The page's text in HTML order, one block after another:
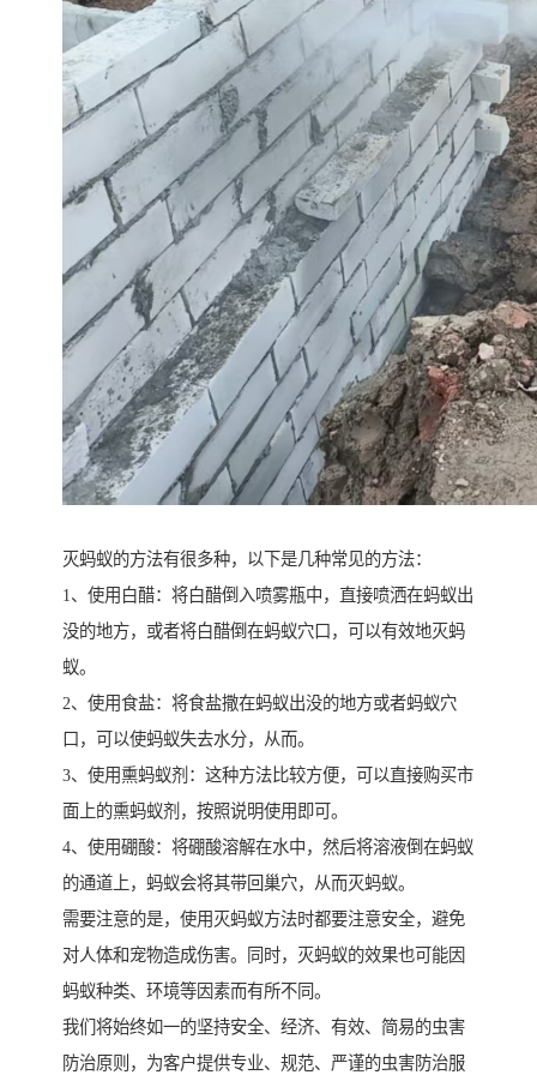
灭蚂蚁的方法有很多种，以下是几种常见的方法：
1、使用白醋：将白醋倒入喷雾瓶中，直接喷洒在蚂蚁出
没的地方，或者将白醋倒在蚂蚁穴口，可以有效地灭蚂
蚁。
2、使用食盐：将食盐撒在蚂蚁出没的地方或者蚂蚁穴
口，可以使蚂蚁失去水分，从而。
3、使用熏蚂蚁剂：这种方法比较方便，可以直接购买市
面上的熏蚂蚁剂，按照说明使用即可。
4、使用硼酸：将硼酸溶解在水中，然后将溶液倒在蚂蚁
的通道上，蚂蚁会将其带回巢穴，从而灭蚂蚁。
需要注意的是，使用灭蚂蚁方法时都要注意安全，避免
对人体和宠物造成伤害。同时，灭蚂蚁的效果也可能因
蚂蚁种类、环境等因素而有所不同。
我们将始终如一的坚持安全、经济、有效、简易的虫害
防治原则，为客户提供专业、规范、严谨的虫害防治服